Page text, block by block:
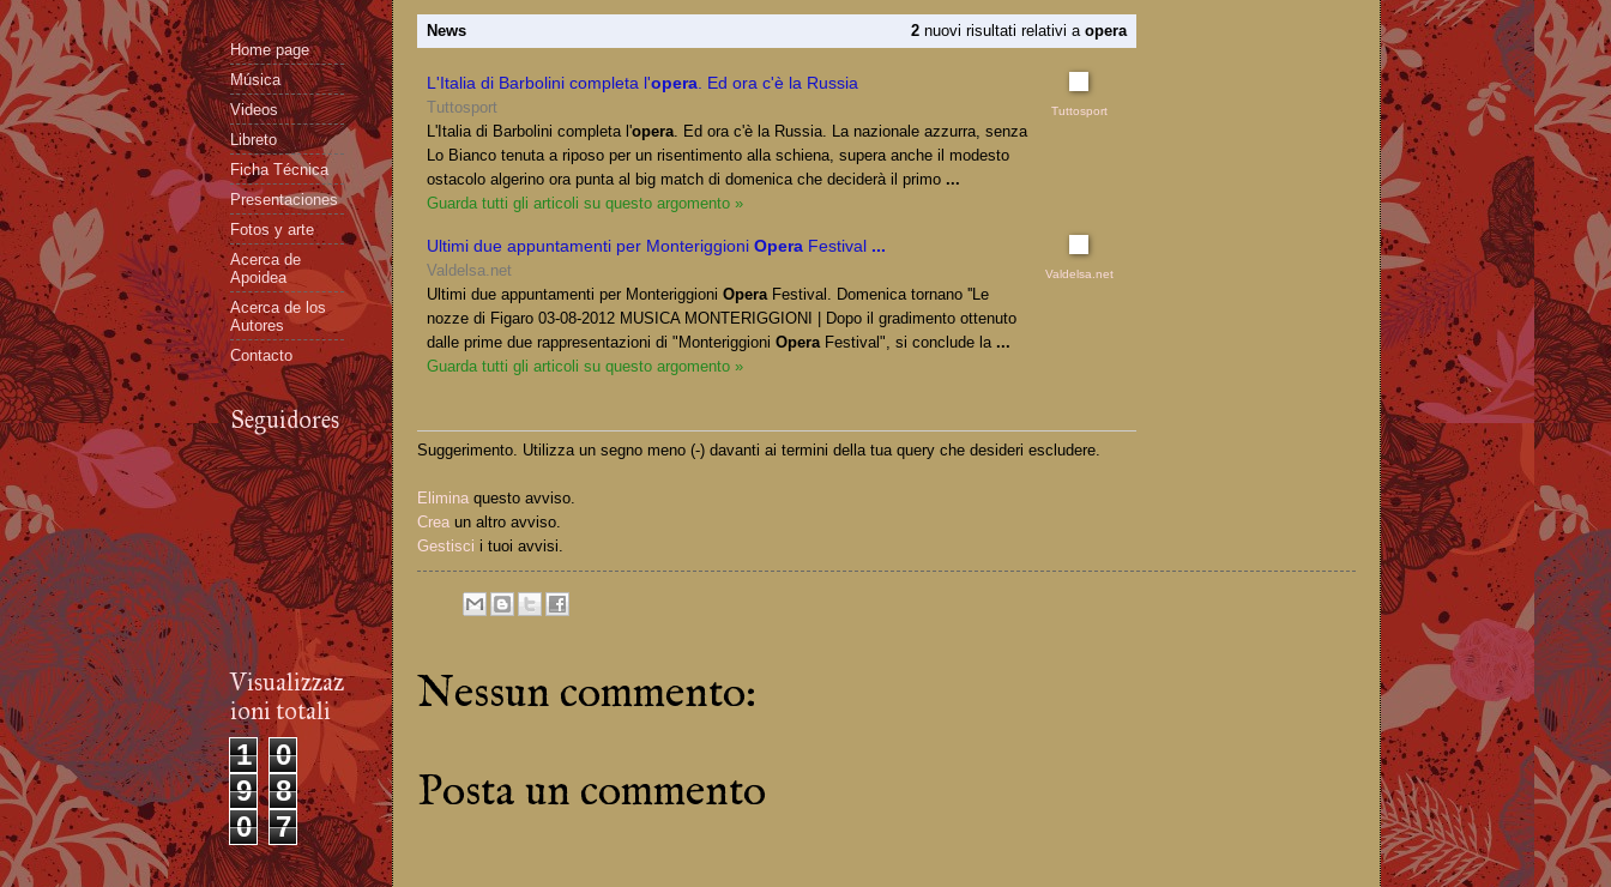
News 2 nuovi risultati relativi a opera
L'Italia di Barbolini completa l'opera . Ed ora c'è la Russia
Tuttosport
L'Italia di Barbolini completa l'opera . Ed ora c'è la Russia. La nazionale azzurra, senza
Lo Bianco tenuta a riposo per un risentimento alla schiena, supera anche il modesto
ostacolo algerino ora punta al big match di domenica che deciderà il primo ...
Guarda tutti gli articoli su questo argomento »
Tuttosport
Ultimi due appuntamenti per Monteriggioni Opera Festival ...
Valdelsa.net
Ultimi due appuntamenti per Monteriggioni Opera Festival. Domenica tornano ''Le
nozze di Figaro 03-08-2012 MUSICA MONTERIGGIONI | Dopo il gradimento ottenuto
dalle prime due rappresentazioni di "Monteriggioni Opera Festival", si conclude la ...
Guarda tutti gli articoli su questo argomento »
Valdelsa.net
Suggerimento. Utilizza un segno meno (-) davanti ai termini della tua query che desideri escludere.
Elimina questo avviso.
Crea un altro avviso.
Gestisci i tuoi avvisi.
Nessun commento:
Posta un commento
Home page
Música
Videos
Libreto
Ficha Técnica
Presentaciones
Fotos y arte
Acerca de
Apoidea
Acerca de los
Autores
Contacto
Seguidores
Visualizzaz
ioni totali
1
0
9
8
0
7